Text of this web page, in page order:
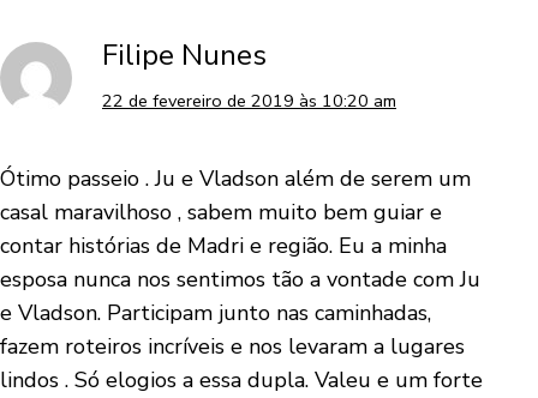
Filipe Nunes
22 de fevereiro de 2019 às 10:20 am
Ótimo passeio . Ju e Vladson além de serem um
casal maravilhoso , sabem muito bem guiar e
contar histórias de Madri e região. Eu a minha
esposa nunca nos sentimos tão a vontade com Ju
e Vladson. Participam junto nas caminhadas,
fazem roteiros incríveis e nos levaram a lugares
lindos . Só elogios a essa dupla. Valeu e um forte